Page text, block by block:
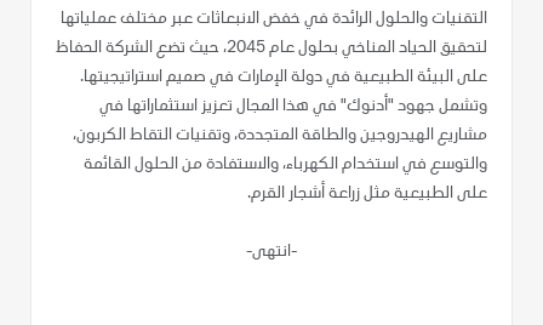
التقنيات والحلول الرائدة في خفض الانبعاثات عبر مختلف عملياتها
لتحقيق الحياد المناخي بحلول عام 2045، حيث تضع الشركة الحفاظ
على البيئة الطبيعية في دولة الإمارات في صميم استراتيجيتها.
وتشمل جهود "أدنوك" في هذا المجال تعزيز استثماراتها في
مشاريع الهيدروجين والطاقة المتجددة، وتقنيات التقاط الكربون،
والتوسع في استخدام الكهرباء، والاستفادة من الحلول القائمة
على الطبيعية مثل زراعة أشجار القرم.
-انتهى-